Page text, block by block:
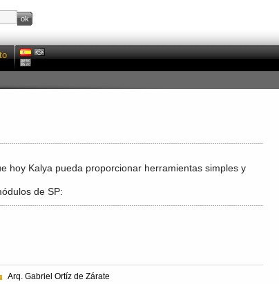
hoy Kalya pueda proporcionar herramientas simples y
de SP:
Arq. Gabriel Ortíz de Zárate